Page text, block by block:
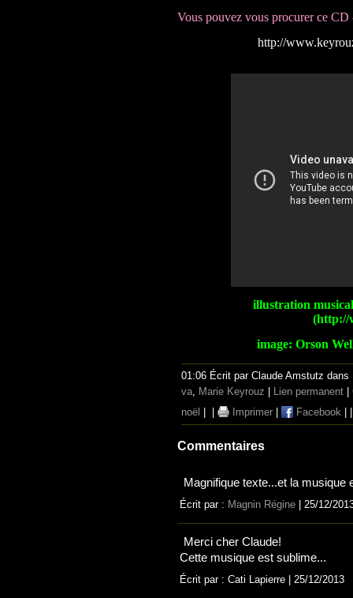
Vous pouvez vous procurer ce CD
http://
illustration
(http://
image: Orson
01:06 Écrit par Claude Amstutz dans
va, Marie Keyrouz Lien permanent
noël
Imprimer Facebook
Commentaires
Magnifique texte...et la musique
Écrit par : Magnin Régine | 25/12/
Merci cher Claude!
Cette musique est sublime...
Écrit par : Cati Lapierre | 25/12/2013